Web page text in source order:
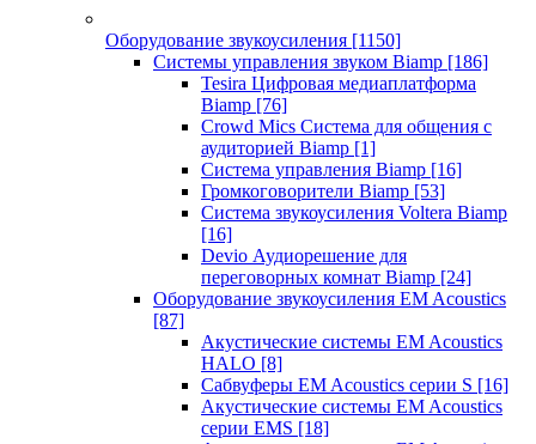
Оборудование звукоусиления [1150]
Системы управления звуком Biamp [186]
Tesira Цифровая медиаплатформа
Biamp [76]
Crowd Mics Система для общения с
аудиторией Biamp [1]
Система управления Biamp [16]
Громкоговорители Biamp [53]
Система звукоусиления Voltera Biamp
[16]
Devio Аудиорешение для
переговорных комнат Biamp [24]
Оборудование звукоусиления EM Acoustics
[87]
Акустические системы EM Acoustics
HALO [8]
Сабвуферы EM Acoustics серии S [16]
Акустические системы EM Acoustics
серии EMS [18]